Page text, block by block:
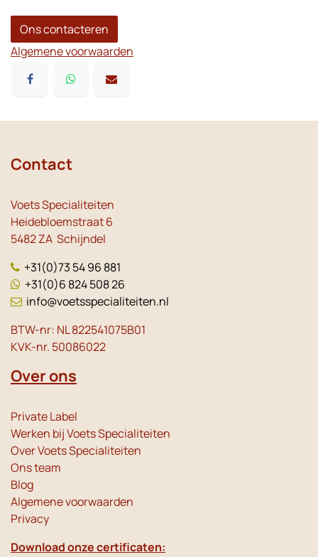
Ons contacteren
Algemene voorwaarden
Contact
Voets Specialiteiten
Heidebloemstraat 6
5482 ZA Schijndel
+31(0)73 54 96 881
+31(0)6 824 508 26
info@voetsspecialiteiten.nl
BTW-nr: NL 822541075B01
KVK-nr. 50086022
Over ons
Private Label
Werken bij Voets Specialiteiten
Over Voets Specialiteiten
Ons team
Blog
Algemene voorwaarden
Privacy
Download onze certificaten: